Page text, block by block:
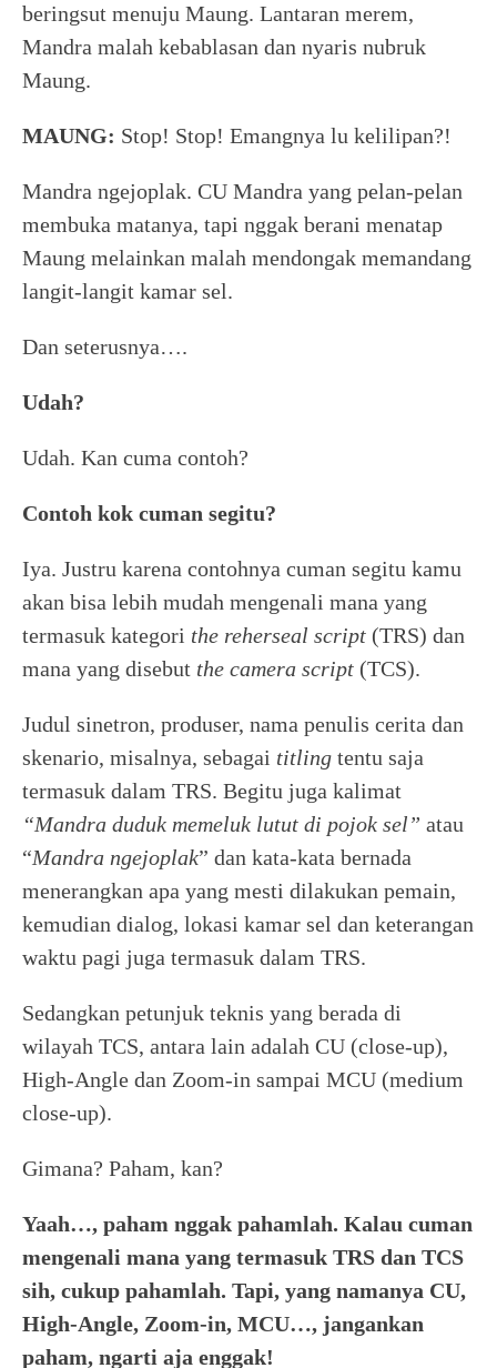
beringsut menuju Maung. Lantaran merem,
Mandra malah kebablasan dan nyaris nubruk
Maung.
MAUNG: Stop! Stop! Emangnya lu kelilipan?!
Mandra ngejoplak. CU Mandra yang pelan-pelan
membuka matanya, tapi nggak berani menatap
Maung melainkan malah mendongak memandang
langit-langit kamar sel.
Dan seterusnya….
Udah?
Udah. Kan cuma contoh?
Contoh kok cuman segitu?
Iya. Justru karena contohnya cuman segitu kamu
akan bisa lebih mudah mengenali mana yang
termasuk kategori the reherseal script (TRS) dan
mana yang disebut the camera script (TCS).
Judul sinetron, produser, nama penulis cerita dan
skenario, misalnya, sebagai titling tentu saja
termasuk dalam TRS. Begitu juga kalimat
“Mandra duduk memeluk lutut di pojok sel” atau
“Mandra ngejoplak” dan kata-kata bernada
menerangkan apa yang mesti dilakukan pemain,
kemudian dialog, lokasi kamar sel dan keterangan
waktu pagi juga termasuk dalam TRS.
Sedangkan petunjuk teknis yang berada di
wilayah TCS, antara lain adalah CU (close-up),
High-Angle dan Zoom-in sampai MCU (medium
close-up).
Gimana? Paham, kan?
Yaah…, paham nggak pahamlah. Kalau cuman
mengenali mana yang termasuk TRS dan TCS
sih, cukup pahamlah. Tapi, yang namanya CU,
High-Angle, Zoom-in, MCU…, jangankan
paham, ngarti aja enggak!